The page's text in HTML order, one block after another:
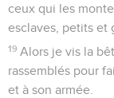
ceux qui les
esclaves, petits et
19 Alors je vis la
rassemblés pour
et à son armée.